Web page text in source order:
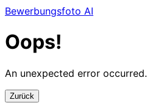
Bewerbungsfoto AI
Oops!
An unexpected error occurred.
Zurück